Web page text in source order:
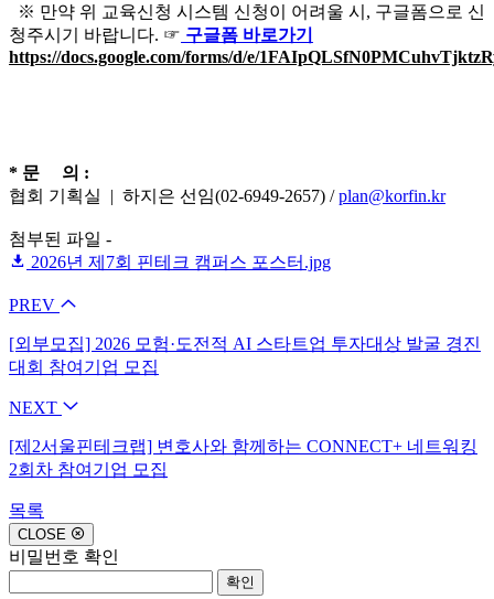
※ 만약 위 교육신청 시스템 신청이 어려울 시, 구글폼으로 신
청주시기 바랍니다. ☞ 구글폼 바로가기
https://docs.google.com/forms/d/e/
* 문 의 :
협회 기획실 | 하지은 선임(02-6949-2657) /plan@korfin.kr
첨부된 파일 -
2026년 제7회 핀테크 캠퍼스 포스터.jpg
PREV
[외부모집] 2026 모험·도전적 AI 스타트업 투자대상 발굴 경진
대회 참여기업 모집
NEXT
[제2서울핀테크랩] 변호사와 함께하는 CONNECT+ 네트워킹
2회차 참여기업 모집
목록
CLOSE
비밀번호 확인
확인